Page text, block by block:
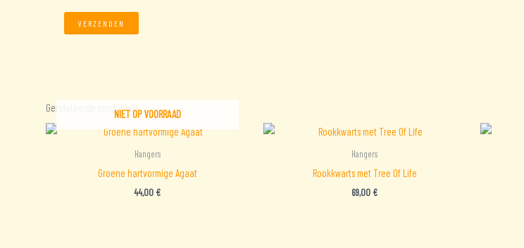
Gerelateerde productenNIET OP VOORRAAD
Hangers
Groene hartvormige Agaat
44,00 €
Hangers
Rookkwarts met Tree Of Life
69,00 €